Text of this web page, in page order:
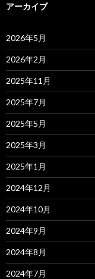
アーカイブ
2026年5月
2026年2月
2025年11月
2025年7月
2025年5月
2025年3月
2025年1月
2024年12月
2024年10月
2024年9月
2024年8月
2024年7月